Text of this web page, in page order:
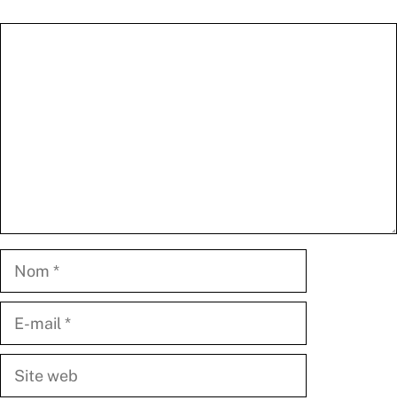
Nom
Site